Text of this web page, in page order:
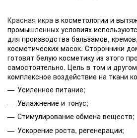
Красная икра в косметологии и
промышленных условиях
для производства бальзамов,
косметических масок. Сторонники
готовят белую косметику из этого
самостоятельно. Цель в том и
комплексное воздействие на ткани
Усиленное питание;
Увлажнение и тонус;
Стимулирование обмена веществ;
Ускорение роста, регенерации;